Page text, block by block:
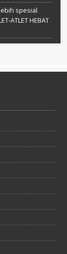
spesial
ATLET HEBAT